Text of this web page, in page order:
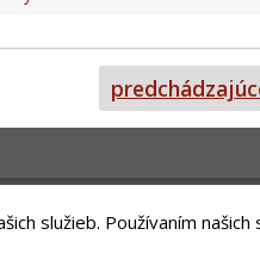
služieb. Používaním